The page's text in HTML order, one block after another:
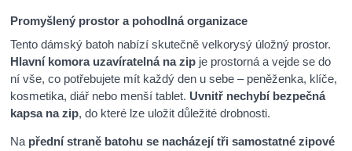
Promyšlený prostor a pohodlná organizace
Tento dámský batoh nabízí skutečně velkorysý úložný prostor.
Hlavní komora uzavíratelná na zip je prostorná a vejde se do
ní vše, co potřebujete mít každý den u sebe – peněženka, klíče,
kosmetika, diář nebo menší tablet. Uvnitř nechybí bezpečná
kapsa na zip, do které lze uložit důležité drobnosti.
Na přední straně batohu se nacházejí tři samostatné zipové